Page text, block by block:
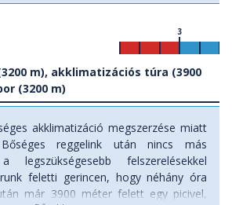
m), akklimatizációs túra (3900
(3200 m)
3
akklimatizáció megszerzése miatt
Bőséges reggelink után nincs más
felszerelésekkel
feletti gerincen, hogy néhány óra
már 3900 méter felett egy picivel,